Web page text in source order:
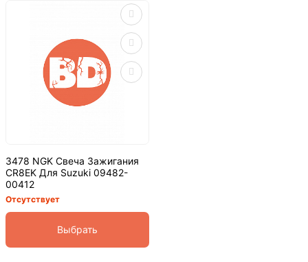
3478 NGK Свеча Зажигания
CR8EK Для Suzuki 09482-
00412
Отсутствует
Выбрать